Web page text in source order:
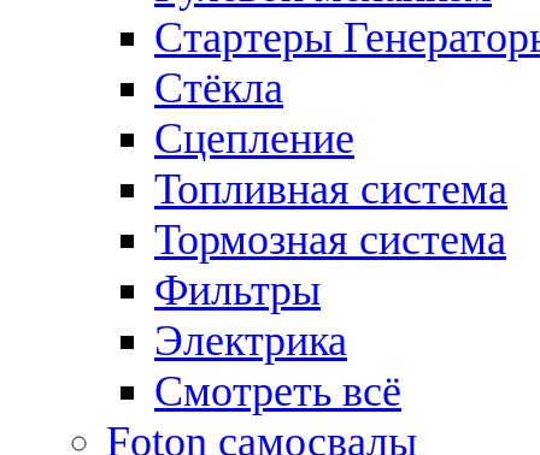
Стартеры
Стёкла
Сцепление
Топливная система
Тормозная система
Фильтры
Электрика
Смотреть всё
Foton самосвалы